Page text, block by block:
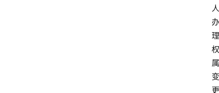
人
办
理
权
属
变
更